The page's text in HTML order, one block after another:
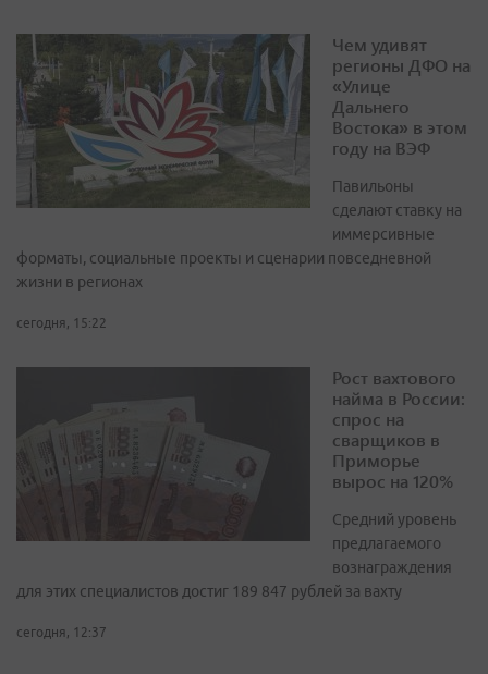
Чем удивят
регионы ДФО на
«Улице
Дальнего
Востока» в этом
году на ВЭФ
Павильоны
сделают ставку на
иммерсивные
форматы, социальные проекты и сценарии повседневной
жизни в регионах
сегодня, 15:22
Рост вахтового
найма в России:
спрос на
сварщиков в
Приморье
вырос на 120%
Средний уровень
предлагаемого
вознаграждения
для этих специалистов достиг 189 847 рублей за вахту
сегодня, 12:37